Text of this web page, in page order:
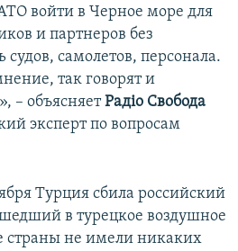
войти в Черное море для
и партнеров без
самолетов, персонала.
так говорят и
– объясняетРадiо Свобода
эксперт по вопросам
Турция сбила российский
в турецкое воздушное
страны не имели никаких